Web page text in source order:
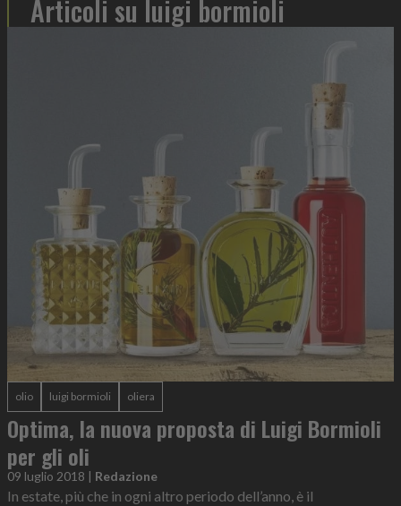
Articoli su luigi bormioli
olio luigi bormioli oliera
Optima, la nuova proposta di Luigi Bormioli
per gli oli
09 luglio 2018 | Redazione
In estate, più che in ogni altro periodo dell’anno, è il